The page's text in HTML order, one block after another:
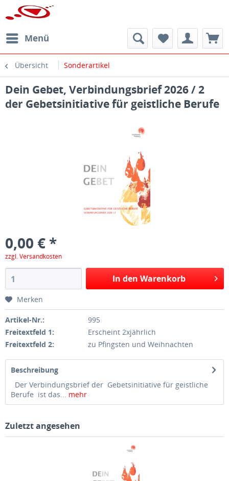
Menü
Übersicht Sonderartikel
Dein Gebet, Verbindungsbrief 2026 / 2
der Gebetsinitiative für geistliche Berufe
0,00 € *
zzgl. Versandkosten
In den Warenkorb
Merken
Artikel-Nr.:
995
Freitextfeld 1:
Erscheint 2xjährlich
Freitextfeld 2:
zu Pfingsten und Weihnachten
Beschreibung
Der Verbindungsbrief der Gebetsinitiative für geistliche
Berufe ist das... mehr
Zuletzt angesehen